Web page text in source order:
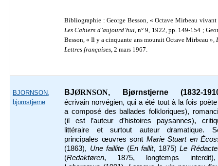
Bibliographie : George Besson, « Octave Mirbeau vivant
Les Cahiers d’aujourd’hui, n° 9, 1922, pp. 149-154 ;
Besson, « Il y a cinquante ans mourait Octave Mirbeau »,
Lettres françaises, 2 mars 1967.
BJORNSON,
bjornstjerne
BJØRNSON, Bjørnstjerne (1832-
écrivain norvégien, qui a été tout à la fois
a composé des ballades folkloriques),
(il est l’auteur d’histoires paysannes),
littéraire et surtout auteur dramatique.
principales œuvres sont Marie Stuart en
(1863), Une faillite (En fallit, 1875) Le
(Redaktøren, 1875, longtemps interdit),